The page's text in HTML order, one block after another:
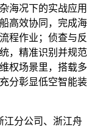
海况下的实战应用
高效协同，完成海
程作业；侦查与反
，精准识别并规范
权场景里，搭载多
分彰显低空智能装
江分公司、浙江舟